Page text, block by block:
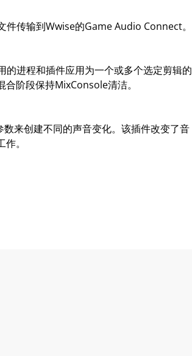
传输到Wwise的Game Audio Connect。
进程和插件应用为一个或多个选定剪辑的
阶段保持MixConsole清洁。
来创建不同的声音变化。该插件改变了音
。